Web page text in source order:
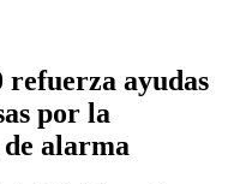
refuerza ayudas
por la
alarma